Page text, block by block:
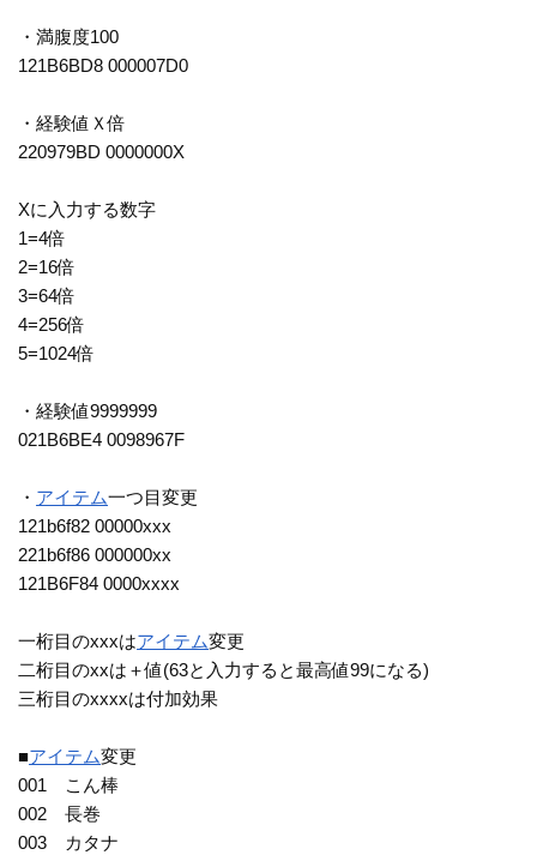
・満腹度100
121B6BD8 000007D0
・経験値Ｘ倍
220979BD 0000000X
Xに入力する数字
1=4倍
2=16倍
3=64倍
4=256倍
5=1024倍
・経験値9999999
021B6BE4 0098967F
・ アイテム一つ目変更
121b6f82 00000xxx
221b6f86 000000xx
121B6F84 0000xxxx
一桁目のxxxはアイテム変更
二桁目のxxは＋値(63と入力すると最高値99になる)
三桁目のxxxxは付加効果
■アイテム変更
001 こん棒
002 長巻
003 カタナ